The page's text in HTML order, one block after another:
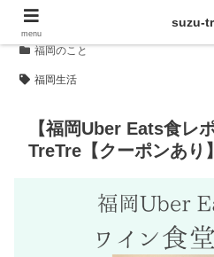
福岡のこと
福岡生活
【福岡Uber Eats食レ
TreTre【クーポンあり】
menu
suzu-